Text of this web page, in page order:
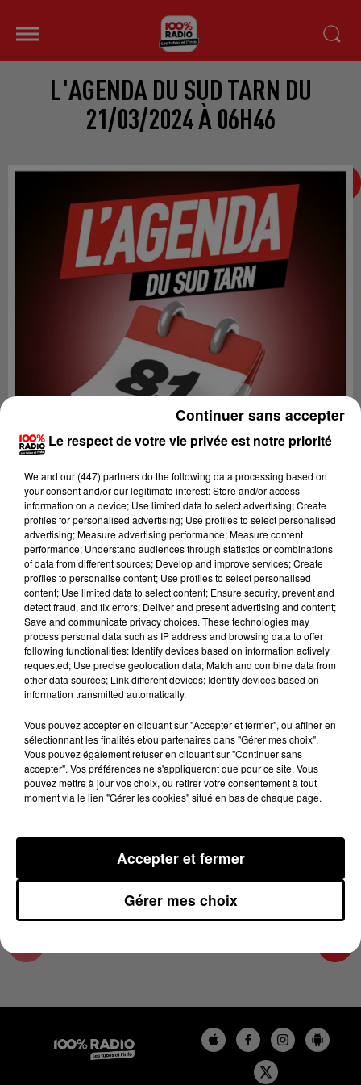
L'AGENDA DU SUD TARN DU
21/03/2024 À 06H46
Lecture (1 min 14 sec)
100%
100% Radio l'agenda du sud Tarn
21 mars 2024 - 1 min 14 sec
L'AGENDA DU SUD TARN DU 21/03/2024 À
06H46
L'AGENDA DU SUD TARN
Le respect de votre vie privée est notre priorité
We and our (447) partnersdo the following data processing based on
your consent and/or our legitimate interest: Store and/or access
information on a device; Use limited data to select advertising; Create
profiles for personalised advertising; Use profiles to select personalised
advertising; Measure advertising performance; Measure content
performance; Understand audiences through statistics or combinations
of data from different sources; Develop and improve services; Create
profiles to personalise content; Use profiles to select personalised
content; Use limited data to select content; Ensure security, prevent and
detect fraud, and fix errors; Deliver and present advertising and content;
Save and communicate privacy choices. These technologies may
process personal data such as IP address and browsing data to offer
following functionalities: Identify devices based on information actively
requested; Use precise geolocation data; Match and combine data from
other data sources; Link different devices; Identify devices based on
information transmitted automatically.
Vous pouvez accepter en cliquant sur "Accepter et fermer", ou affiner en
sélectionnant les finalités et/ou partenaires dans "Gérer mes choix".
Vous pouvez également refuser en cliquant sur "Continuer sans
accepter". Vos préférences ne s'appliqueront que pour ce site. Vous
pouvez mettre à jour vos choix, ou retirer votre consentement à tout
moment via le lien "Gérer les cookies" situé en bas de chaque page.
Gérer mes choix
Accepter et fermer
Continuer sans accepter